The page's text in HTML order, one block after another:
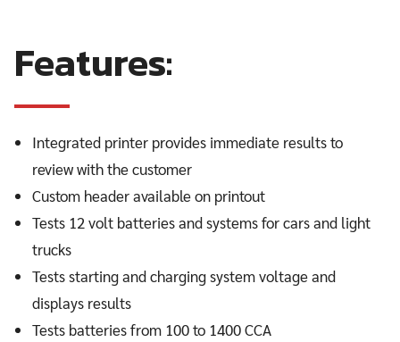
Features:
Integrated printer provides immediate results to
review with the customer
Custom header available on printout
Tests 12 volt batteries and systems for cars and light
trucks
Tests starting and charging system voltage and
displays results
Tests batteries from 100 to 1400 CCA